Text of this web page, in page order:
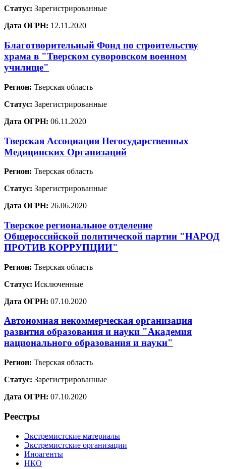
Статус: Зарегистрированные
Дата ОГРН: 12.11.2020
Благотворительный Фонд по строительству
храма в "Тверском суворовском военном
училище"
Регион: Тверская область
Статус: Зарегистрированные
Дата ОГРН: 06.11.2020
Тверская Ассоциация Негосударственных
Медицинских Организаций
Регион: Тверская область
Статус: Зарегистрированные
Дата ОГРН: 26.06.2020
Тверское региональное отделение
Общероссийской политической партии "НАРОД
ПРОТИВ КОРРУПЦИИ"
Регион: Тверская область
Статус: Исключенные
Дата ОГРН: 07.10.2020
Автономная некоммерческая организация
развития образования и науки "Академия
национального образования и науки"
Регион: Тверская область
Статус: Зарегистрированные
Дата ОГРН: 07.10.2020
Реестры
Экстремистские материалы
Экстремистские организации
Иноагенты
НКО